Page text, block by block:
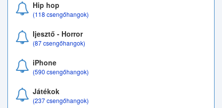
Hip hop
(118 csengőhangok)
Ijesztő - Horror
(87 csengőhangok)
iPhone
(590 csengőhangok)
Játékok
(237 csengőhangok)